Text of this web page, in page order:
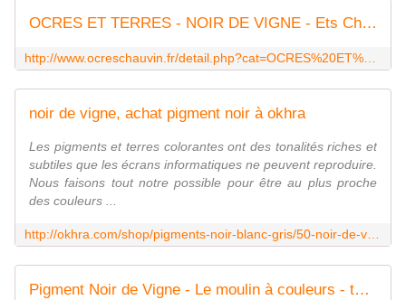
OCRES ET TERRES - NOIR DE VIGNE - Ets Chauvin, peintures et ocres
noir de vigne, achat pigment noir à okhra
Les pigments et terres colorantes ont des tonalités riches et
subtiles que les écrans informatiques ne peuvent reproduire.
Nous faisons tout notre possible pour être au plus proche
des couleurs ...
Pigment Noir de Vigne - Le moulin à couleurs - terres colorantes, pigments naturels, ocres et pigments